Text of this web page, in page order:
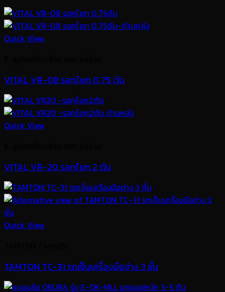
Quick View
VITAL VR-08 รอกโยก 0.75 ตัน
Quick View
VITAL VR-20 รอกโยก 2 ตัน
Quick View
TAMTON TC-31 รถเข็นเครื่องมือช่าง 3 ชั้น